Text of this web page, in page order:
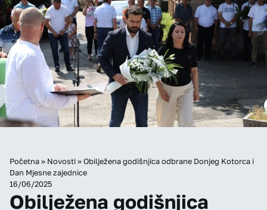
Početna» Novosti»Obilježena godišnjica odbrane Donjeg Kotorca i
Dan Mjesne zajednice
16/06/2025
Obilježena godišnjica